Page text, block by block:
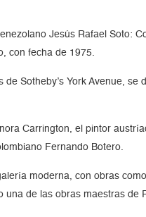
Jesús Rafael Soto:
con fecha de 1975.
Sotheby’s York Avenue,
Carrington, el pintor
Fernando Botero.
moderna, con obras
de las obras maestras de